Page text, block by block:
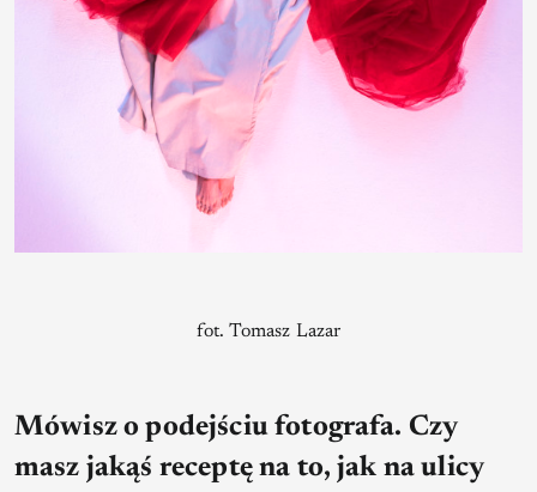
fot. Tomasz Lazar
Mówisz o podejściu fotografa. Czy
masz jakąś receptę na to, jak na ulicy